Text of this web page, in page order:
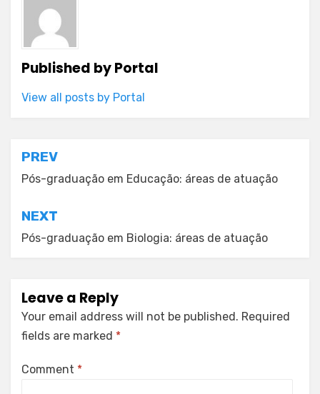
Published byPortal
View all posts by Portal
Post
navigation
PREV
Pós-graduação em Educação: áreas de atuação
NEXT
Pós-graduação em Biologia: áreas de atuação
Leave a Reply
Your email address will not be published. Required
fields are marked *
Comment *